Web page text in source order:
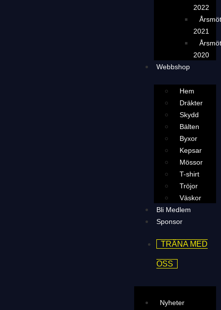
2022
2021
2020
Webbshop
Hem
Dräkter
Skydd
Bälten
Byxor
Kepsar
Mössor
T-shirt
Tröjor
Väskor
Bli Medlem
Sponsor
TRÄNA MED
OSS
Nyheter